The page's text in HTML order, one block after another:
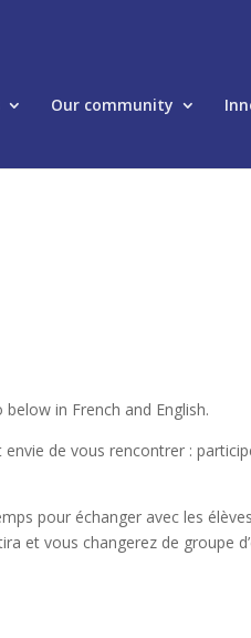
Our community
in French and English.
de vous rencontrer :
pour échanger avec les
et vous changerez de groupe